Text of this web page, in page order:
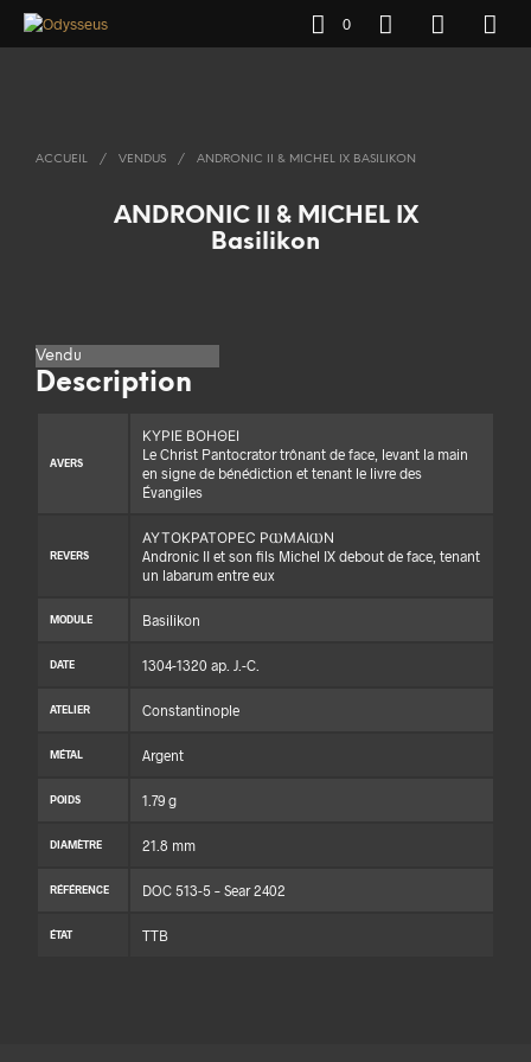
0
ACCUEIL / VENDUS / ANDRONIC II & MICHEL IX BASILIKON
ANDRONIC II & MICHEL IX
Basilikon
Vendu
Description
AVERS
ΚΥΡΙΕ ΒΟΗΘΕΙ
Le Christ Pantocrator trônant de face, levant la main
en signe de bénédiction et tenant le livre des
Évangiles
REVERS
ΑΥΤΟΚΡΑΤΟΡΕϹ ΡⲰΜΑΙⲰΝ
Andronic II et son fils Michel IX debout de face, tenant
un labarum entre eux
MODULE Basilikon
DATE 1304-1320 ap. J.-C.
ATELIER Constantinople
MÉTAL Argent
POIDS 1.79 g
DIAMÈTRE 21.8 mm
RÉFÉRENCE DOC 513-5 – Sear 2402
ÉTAT TTB